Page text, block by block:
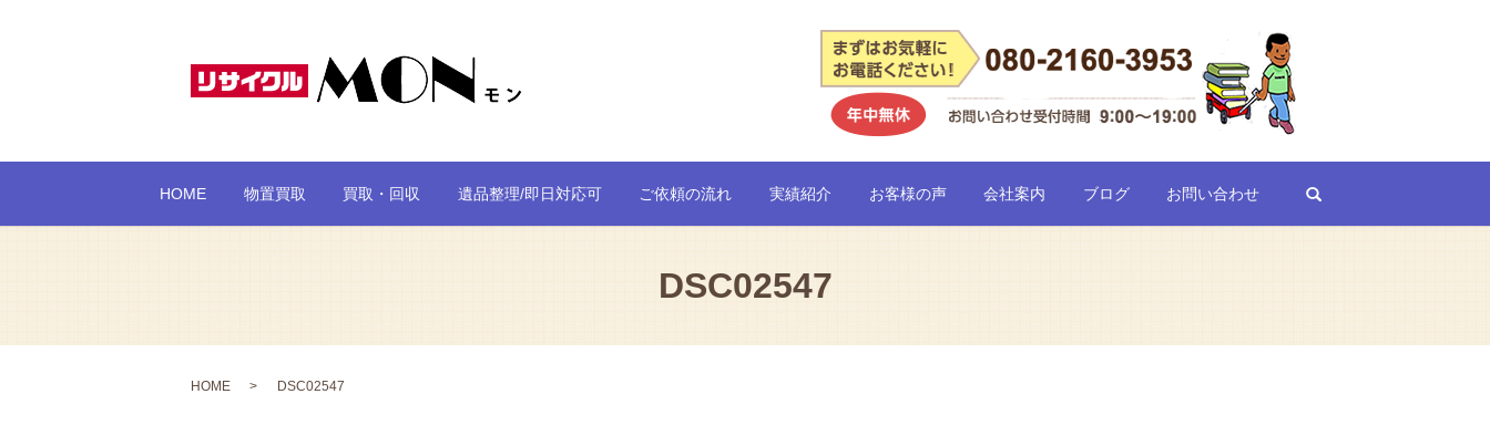
HOME 物置買取 買取・回収 遺品整理/即日対応可 ご依頼の流れ 実績紹介 お客様の声 会社案内 ブログ お問い合わせ
DSC02547
HOME DSC02547